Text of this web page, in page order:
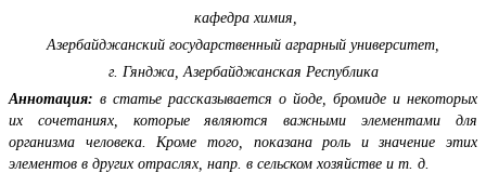
кафедра химия,
Азербайджанский государственный аграрный университет,
г. Гянджа, Азербайджанская Республика
Аннотация: в статье рассказывается о йоде, бромиде и некоторых
их сочетаниях, которые являются важными элементами для
организма человека. Кроме того, показана роль и значение этих
элементов в других отраслях, напр. в сельском хозяйстве и т. д.